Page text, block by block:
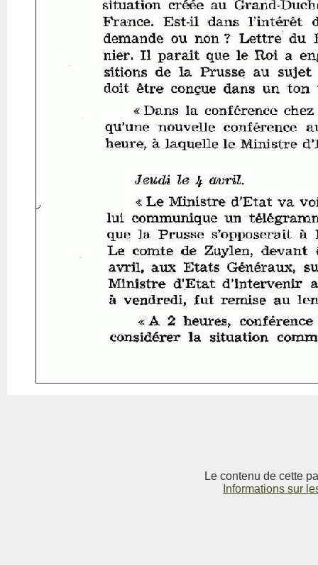
Le contenu de cette
Informations sur